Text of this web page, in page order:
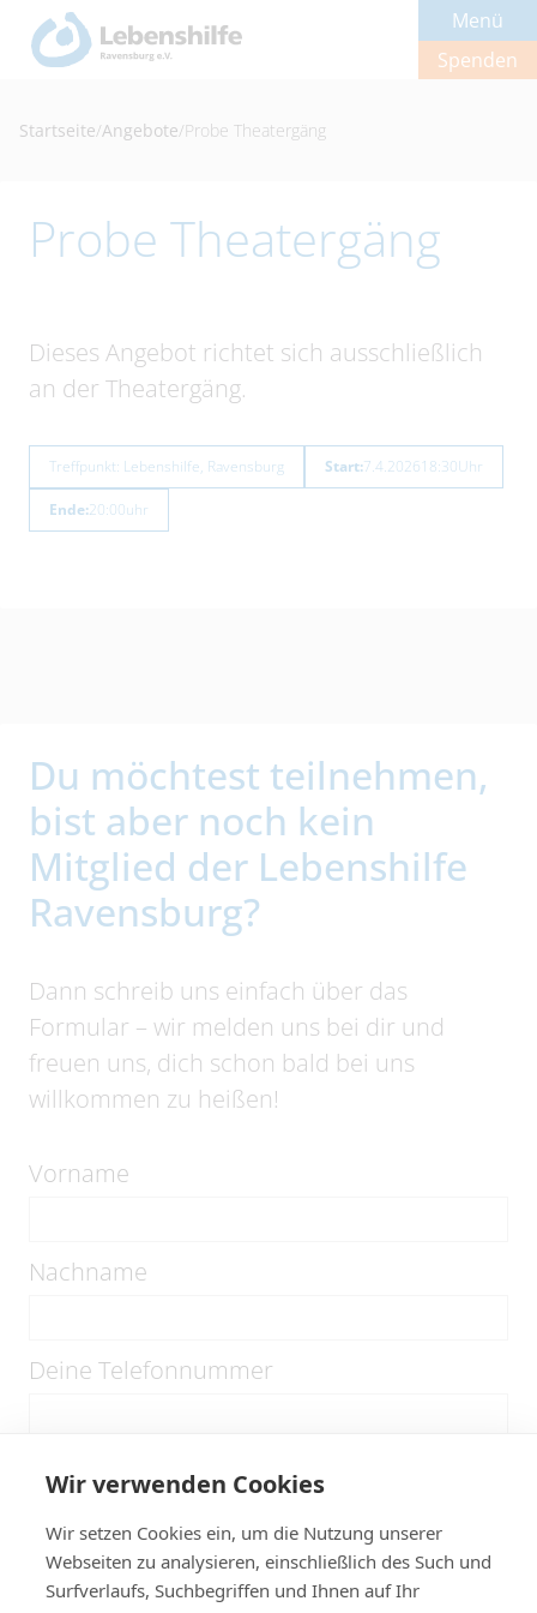
Wir verwenden Cookies
Wir setzen Cookies ein, um die Nutzung unserer
Webseiten zu analysieren, einschließlich des Such und
Surfverlaufs, Suchbegriffen und Ihnen auf Ihr
Menü
Spenden
Startseite/Angebote/Probe Theatergäng
Probe Theatergäng
Dieses Angebot richtet sich ausschließlich
an der Theatergäng.
Treffpunkt: Lebenshilfe, Ravensburg Start:7.4.2026 18:30Uhr
Ende:20:00uhr
Du möchtest teilnehmen,
bist aber noch kein
Mitglied der Lebenshilfe
Ravensburg?
Dann schreib uns einfach über das
Formular – wir melden uns bei dir und
freuen uns, dich schon bald bei uns
willkommen zu heißen!
Vorname
Nachname
Deine Telefonnummer
Deine E-Mail-Adresse
Wer ist dein Notfallkontakt